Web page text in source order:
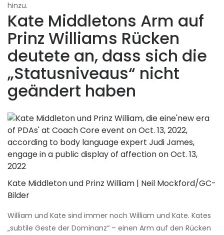
hinzu.
Kate Middletons Arm auf
Prinz Williams Rücken
deutete an, dass sich die
„Statusniveaus“ nicht
geändert haben
Kate Middleton und Prinz William | Neil Mockford/GC-
Bilder
William und Kate sind immer noch William und Kate. Kates
„subtile Geste der Dominanz“ – einen Arm auf den Rücken